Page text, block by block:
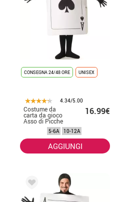
CONSEGNA 24/48 ORE UNISEX
4.34/5.00
Costume da
carta da gioco
Asso di Picche
per bambini
16.99€
5-6A 10-12A
AGGIUNGI